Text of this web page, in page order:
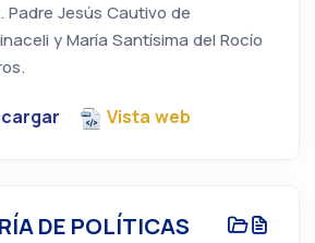
Padre Jesús Cautivo de
y María Santísima del Rocío
Vista web
DE POLÍTICAS